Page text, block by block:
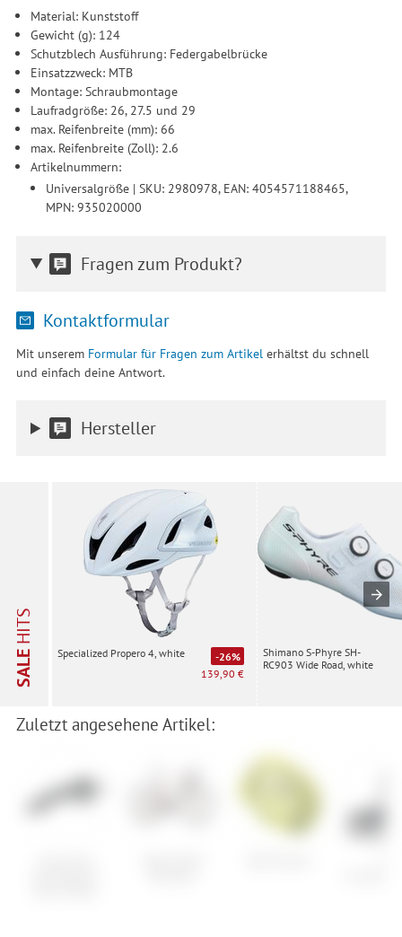
Material: Kunststoff
Gewicht (g): 124
Schutzblech Ausführung: Federgabelbrücke
Einsatzzweck: MTB
Montage: Schraubmontage
Laufradgröße: 26, 27.5 und 29
max. Reifenbreite (mm): 66
max. Reifenbreite (Zoll): 2.6
Artikelnummern:
Universalgröße | SKU: 2980978, EAN: 4054571188465,
MPN: 935020000
Fragen zum Produkt?
Kontaktformular
Mit unserem Formular für Fragen zum Artikel erhältst du schnell
und einfach deine Antwort.
Hersteller
SALE
HITS
Specialized Propero 4, white
-26%
139,90 €
Shimano S-Phyre SH-
RC903 Wide Road, white
Zuletzt angesehene Artikel: